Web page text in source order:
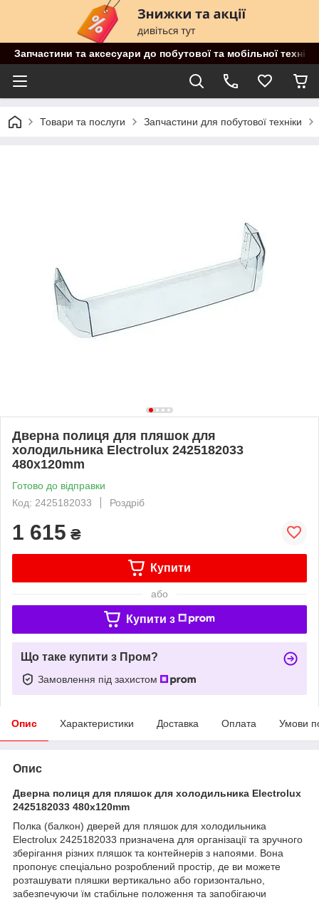
Запчастини та аксесуари до побутової та мобільної
Товари та послуги Запчастини для побутової техніки
Дверна полиця для пляшок для
холодильника Electrolux 2425182033
480x120mm
Готово до відправки
Код: 2425182033
Роздріб
1 615 ₴
Купити
або
Купити з
Що таке купити з Пром?
Замовлення під захистом
Опис Характеристики Доставка Оплата Умови
Опис
Дверна полиця для пляшок для холодильника Electrolux
2425182033 480x120mm
Полка (балкон) дверей для пляшок для холодильника
Electrolux 2425182033 призначена для організації та зручного
зберігання різних пляшок та контейнерів з напоями. Вона
пропонує спеціально розроблений простір, де ви можете
розташувати пляшки вертикально або горизонтально,
забезпечуючи їм стабільне положення та запобігаючи